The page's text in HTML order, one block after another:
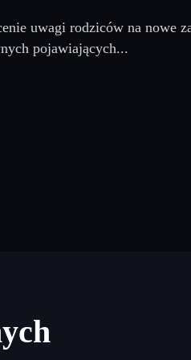
uwagi rodziców na nowe
pojawiających...